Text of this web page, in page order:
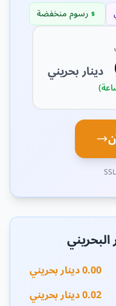
رسوم منخفضة
دينار بحريني
0.00 دينار بحريني
0.02 دينار بحريني